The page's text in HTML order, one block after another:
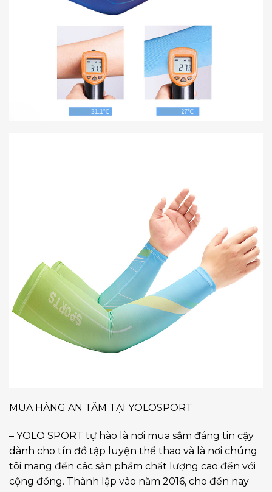
MUA HÀNG AN TÂM TẠI YOLOSPORT
– YOLO SPORT tự hào là nơi mua sắm đáng tin cậy
dành cho tín đồ tập luyện thể thao và là nơi chúng
tôi mang đến các sản phẩm chất lượng cao đến với
cộng đồng. Thành lập vào năm 2016, cho đến nay